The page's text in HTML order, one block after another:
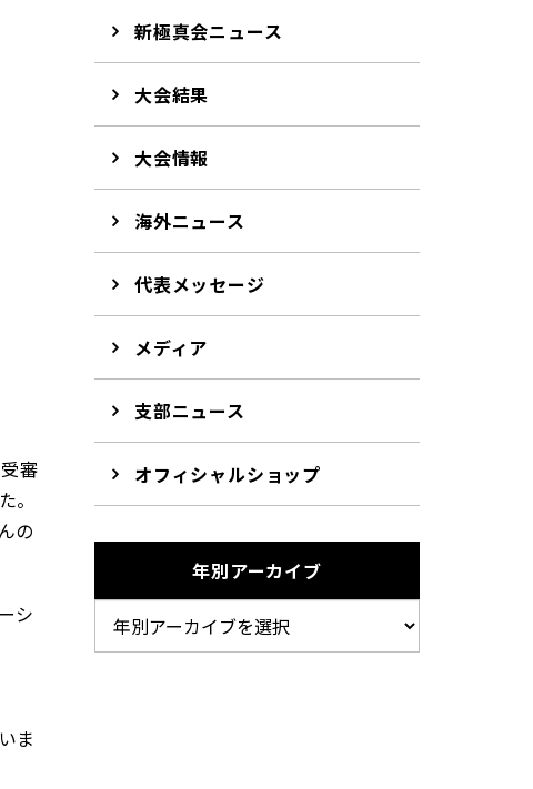
審
。
の
シ
ま
新極真会ニュース
大会結果
大会情報
海外ニュース
代表メッセージ
メディア
支部ニュース
オフィシャルショップ
年別アーカイブ